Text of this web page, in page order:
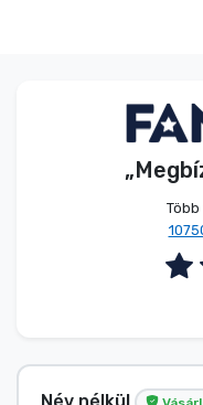
Név nélkül
Terméktípusok